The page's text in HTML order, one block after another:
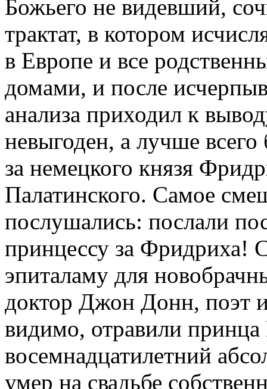
Божьего не видевший,
трактат, в котором
в Европе и все
домами, и после
анализа приходил к
невыгоден, а лучше
за немецкого князя
Палатинского. Самое
послушались: послали
принцессу за Фридриха!
эпиталаму для
доктор Джон Донн, поэт
видимо, отравили
восемнадцатилетний
умер на свадьбе